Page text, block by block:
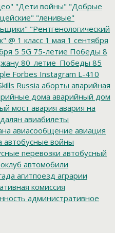
"Дети войны" "Добрые
"ленивые"
"Рентгенологический
@ 1 класс 1 мая 1 сентября
5 5G 75-летие Победы 8
80_летие_Победы 85
Forbes Instagram L-410
Russia аборты аварийная
дома аварийный дом
мост авария авария на
авиабилеты
авиасообщение авиация
автобусные войны
перевозки автобусный
автомобили
агитпоезд аграрии
комиссия
административное